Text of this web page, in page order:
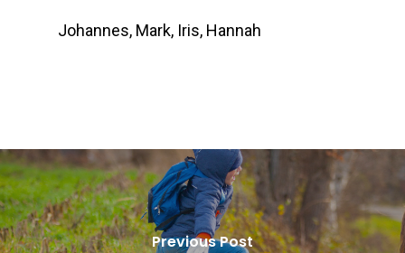
Johannes, Mark, Iris, Hannah
Previous Post